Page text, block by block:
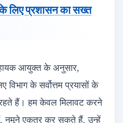
के लिए प्रशासन का सख्त
आयुक्त के अनुसार,
विभाग के सर्वोत्तम प्रयासों के
रहते हैं। हम केवल मिलावट करने
नमूने एकत्र कर सकते हैं, उन्हें